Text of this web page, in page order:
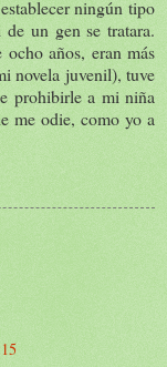
ningún tipo
un gen se tratara.
años, eran más
novela juvenil), tuve
prohibirle a mi niña
me odie, como yo a